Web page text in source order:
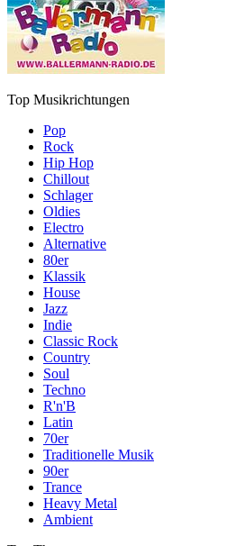
Top Musikrichtungen
Pop
Rock
Hip Hop
Chillout
Schlager
Oldies
Electro
Alternative
80er
Klassik
House
Jazz
Indie
Classic Rock
Country
Soul
Techno
R'n'B
Latin
70er
Traditionelle Musik
90er
Trance
Heavy Metal
Ambient